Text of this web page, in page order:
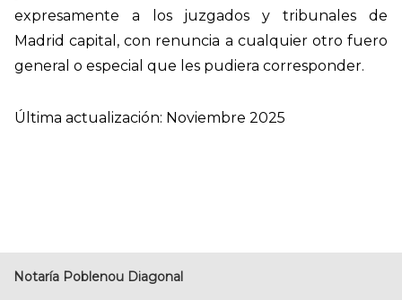
expresamente a los juzgados y tribunales de
Madrid capital, con renuncia a cualquier otro fuero
general o especial que les pudiera corresponder.
Última actualización: Noviembre 2025
Notaría Poblenou Diagonal